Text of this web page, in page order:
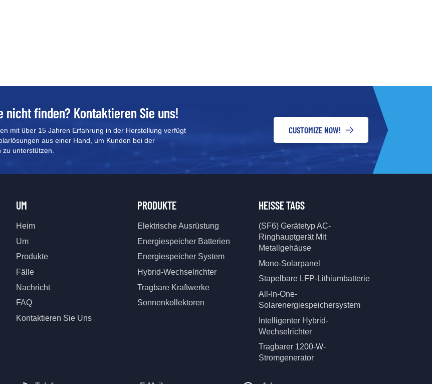
nicht finden? Kontaktieren Sie uns!
mit über 15 Jahren Erfahrung in der Herstellung verfügt
aus einer Hand, um Kunden bei der
unterstützen.
CUSTOMIZE NOW!
UM
Heim
Um
Produkte
Fälle
Nachricht
FAQ
Kontaktieren Sie Uns
PRODUKTE
Elektrische Ausrüstung
Energiespeicher Batterien
Energiespeicher System
Hybrid-Wechselrichter
Tragbare Kraftwerke
Sonnenkollektoren
HEISSE TAGS
(SF6) Gerätetyp AC-
Ringhauptgerät Mit
Metallgehäuse
Mono-Solarpanel
Stapelbare LFP-Lithiumbatterie
All-In-One-
Solarenergiespeichersystem
Intelligenter Hybrid-
Wechselrichter
Tragbarer 1200-W-
Stromgenerator